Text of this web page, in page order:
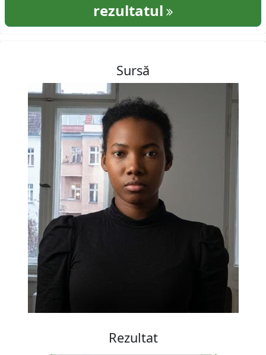
rezultatul
Sursă
Rezultat